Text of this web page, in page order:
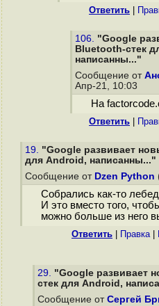
Ответить
106. "Google
Bluetooth-стек
написанны..."
Сообщение от
Апр-21, 10:03
На
Ответить
19. "Google развивает
для Android, написанны..."
Сообщение от Dzen Python
Собрались как-то
И это вместо того,
можно больше из него
Ответить Правка|
29. "Google развивает
стек для Android,
Сообщение от Сергей